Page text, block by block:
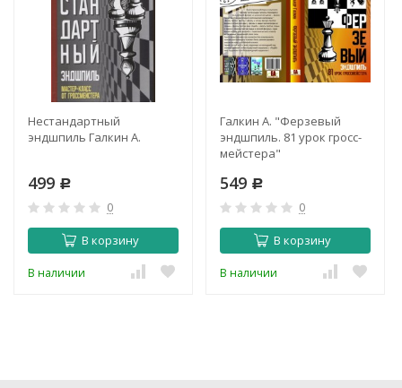
Нестандартный
эндшпиль Галкин А.
499 Р
0
В корзину
В наличии
Галкин А. "Ферзевый
эндшпиль. 81 урок гросс­
мейстера"
549 Р
0
В корзину
В наличии